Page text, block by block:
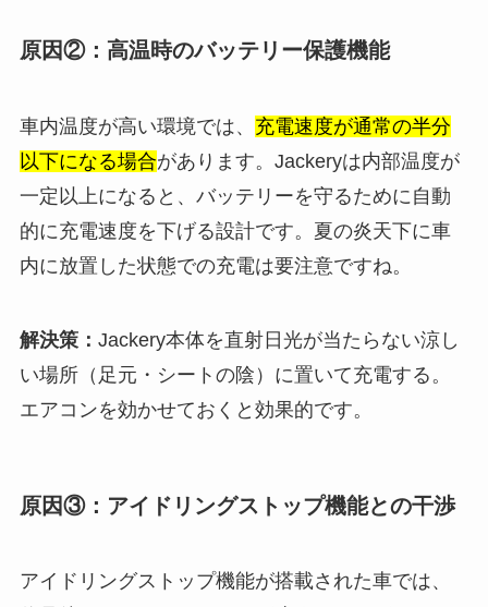
原因②：高温時のバッテリー保護機能
車内温度が高い環境では、 充電速度が通常の半分
以下になる場合があります。Jackeryは内部温度が
一定以上になると、バッテリーを守るために自動
的に充電速度を下げる設計です。夏の炎天下に車
内に放置した状態での充電は要注意ですね。
解決策： Jackery本体を直射日光が当たらない涼し
い場所（足元・シートの陰）に置いて充電する。
エアコンを効かせておくと効果的です。
原因③：アイドリングストップ機能との干渉
アイドリングストップ機能が搭載された車では、